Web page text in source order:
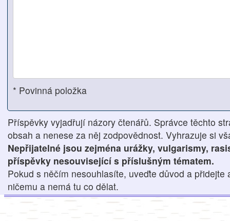
* Povinná položka
Příspěvky vyjadřují názory čtenářů. Správce těchto
obsah a nenese za něj zodpovědnost. Vyhrazuje si
Nepřijatelné jsou zejména urážky, vulgarismy,
příspěvky nesouvisející s příslušným tématem.
Pokud s něčím nesouhlasíte, uveďte důvod a přidejte
ničemu a nemá tu co dělat.